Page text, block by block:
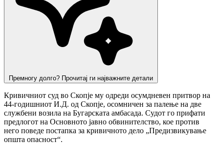
Премногу долго? Прочитај ги најважните детали
Кривичниот суд во Скопје му одреди осумдневен притвор на
44-годишниот И.Д. од Скопје, осомничен за палење на две
службени возила на Бугарската амбасада. Судот го прифати
предлогот на Основното јавно обвинителство, кое против
него поведе постапка за кривичното дело „Предизвикување
општа опасност“.